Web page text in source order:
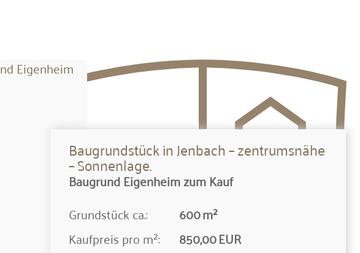
Baugrundstück in Jenbach – zentrumsnähe
– Sonnenlage.
Baugrund Eigenheim zum Kauf
Grund­stück ca.:
600 m²
Kaufpreis pro m²:
850,00 EUR